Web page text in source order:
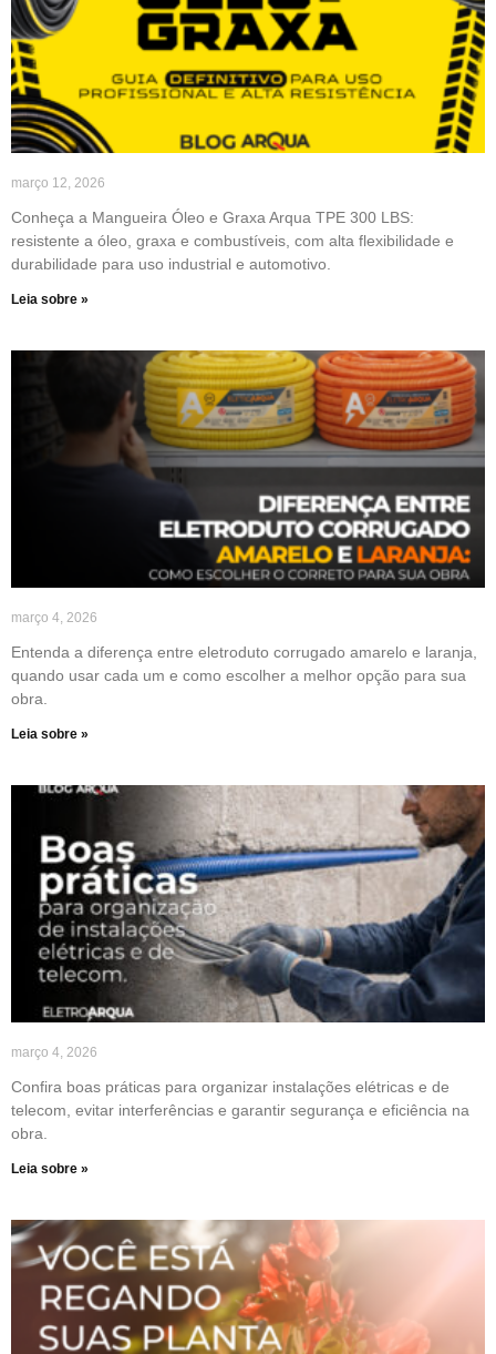
março 12, 2026
Conheça a Mangueira Óleo e Graxa Arqua TPE 300 LBS:
resistente a óleo, graxa e combustíveis, com alta flexibilidade e
durabilidade para uso industrial e automotivo.
Leia sobre »
março 4, 2026
Entenda a diferença entre eletroduto corrugado amarelo e laranja,
quando usar cada um e como escolher a melhor opção para sua
obra.
Leia sobre »
março 4, 2026
Confira boas práticas para organizar instalações elétricas e de
telecom, evitar interferências e garantir segurança e eficiência na
obra.
Leia sobre »